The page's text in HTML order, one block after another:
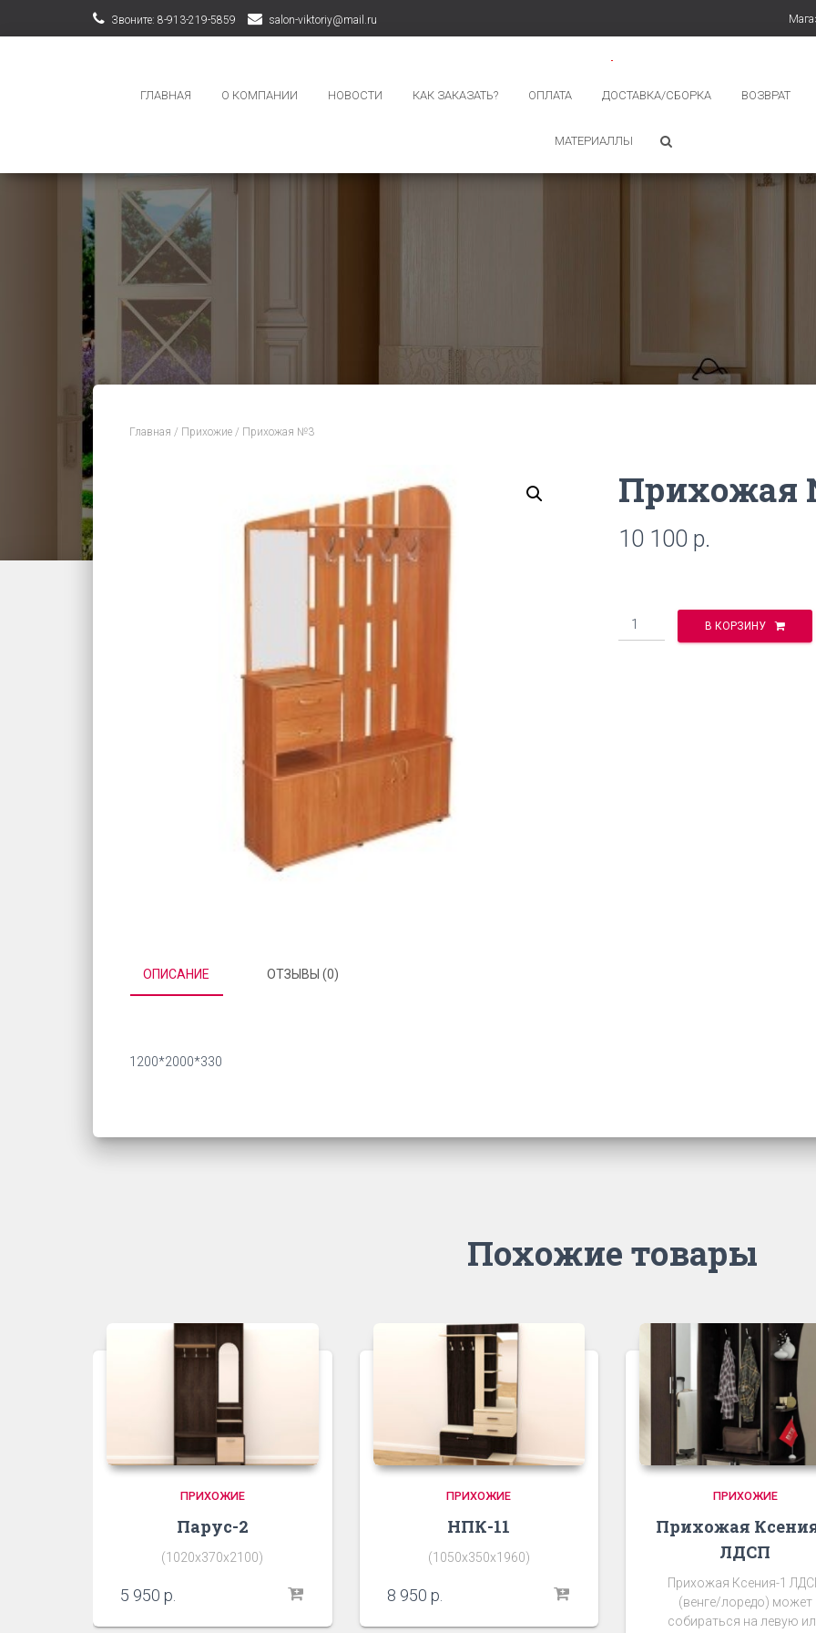
Звоните: 8-913-219-5859 salon-viktoriy@mail.ru
ГЛАВНАЯ О КОМПАНИИ НОВОСТИ КАК ЗАКАЗАТЬ? ОПЛАТА ДОСТАВКА/СБОРКА ВОЗВРАТ
МАТЕРИАЛЛЫ
Главная / Прихожие / Прихожая №3
Прихожая
10 100 р.
Количество В КОРЗИНУ
ОПИСАНИЕ ОТЗЫВЫ (0)
1200*2000*330
Похожие товары
ПРИХОЖИЕ
Парус-2
(1020х370х2100)
5 950 р.
ПРИХОЖИЕ
НПК-11
(1050х350х1960)
8 950 р.
ПРИХОЖИЕ
Прихожая
ЛДСП
Прихожая Ксения-1
(венге/лоредо) может
собираться на левую